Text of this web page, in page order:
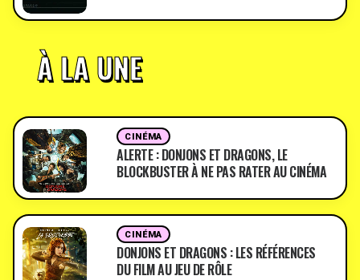
À LA UNE
CINÉMA
ALERTE : DONJONS ET DRAGONS, LE
BLOCKBUSTER À NE PAS RATER AU CINÉMA
CINÉMA
DONJONS ET DRAGONS : LES RÉFÉRENCES
DU FILM AU JEU DE RÔLE